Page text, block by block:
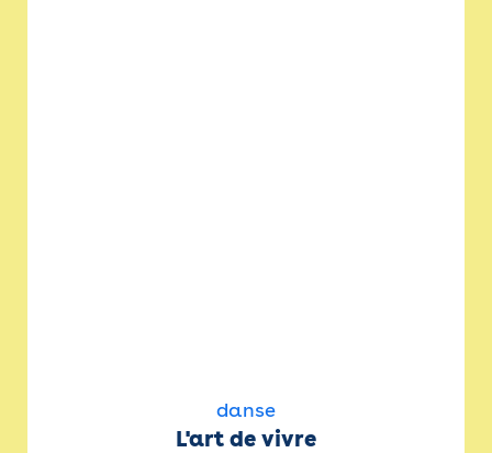
danse
L'art de vivre